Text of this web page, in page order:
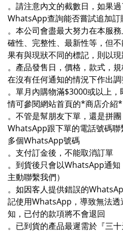
。請注意內文的截數日，如果
WhatsApp查詢能否嘗試追加訂
。本公司會盡最大努力在本服
確性、完整性、最新性等，但
果有與現狀不同的標記，則以
。產品發售日，價格，款式，
在沒有任何通知的情況下作出
。單月內購物滿$3000或以上
情可參閱網站首頁的*商店介紹*
。不管是幫朋友下單，還是拼
WhatsApp跟下單的電話號碼
多個WhatsApp號碼
。支付訂金後，不能取消訂單
。到貨後只會以WhatsApp通
主動聯繫我們）
。如因客人提供錯誤的
記使用WhatsApp，導致無法
知，已付的款項將不會退回
。已到貨的產品最遲需於『三